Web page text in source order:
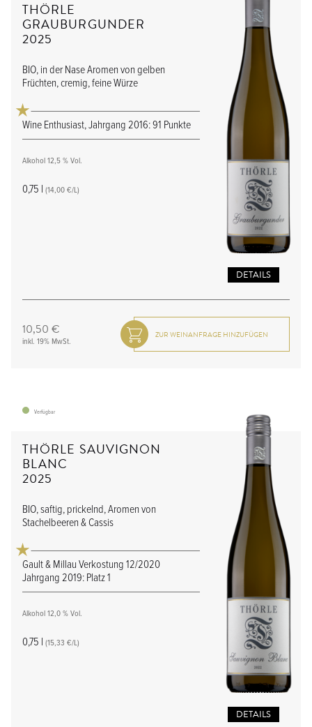
DETAILS
THÖRLE
GRAUBURGUNDER
2025
BIO, in der Nase Aromen von gelben
Früchten, cremig, feine Würze
Wine Enthusiast, Jahrgang 2016: 91 Punkte
Alkohol 12,5 % Vol.
0,75 l (14,00 €/L)
10,50 €
inkl. 19% MwSt.
Verfügbar
DETAILS
THÖRLE SAUVIGNON
BLANC
2025
BIO, saftig, prickelnd, Aromen von
Stachelbeeren & Cassis
Gault & Millau Verkostung 12/2020
Jahrgang 2019: Platz 1
Alkohol 12,0 % Vol.
0,75 l (15,33 €/L)